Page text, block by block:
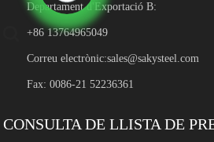
Departament d'Exportació B:
+86 13764965049
Correu electrònic:sales@sakysteel.com
Fax: 0086-21 52236361
CONSULTA DE LLISTA DE